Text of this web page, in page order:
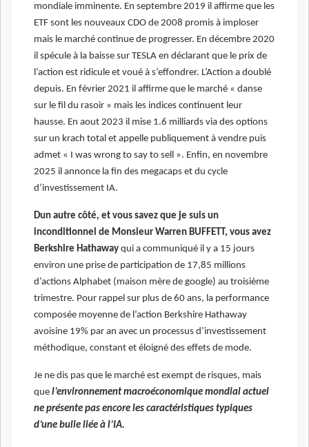
mondiale imminente. En septembre 2019 il affirme que les
ETF sont les nouveaux CDO de 2008 promis à imploser
mais le marché continue de progresser. En décembre 2020
il spécule à la baisse sur TESLA en déclarant que le prix de
l’action est ridicule et voué à s’effondrer. L’Action a doublé
depuis. En février 2021 il affirme que le marché « danse
sur le fil du rasoir » mais les indices continuent leur
hausse. En aout 2023 il mise 1.6 milliards via des options
sur un krach total et appelle publiquement à vendre puis
admet « I was wrong to say to sell ». Enfin, en novembre
2025 il annonce la fin des megacaps et du cycle
d’investissement IA.
Dun autre côté, et vous savez que je suis un
inconditionnel de Monsieur Warren BUFFETT, vous avez
Berkshire Hathaway qui a communiqué il y a 15 jours
environ une prise de participation de 17,85 millions
d’actions Alphabet (maison mère de google) au troisième
trimestre. Pour rappel sur plus de 60 ans, la performance
composée moyenne de l’action Berkshire Hathaway
avoisine 19% par an avec un processus d’investissement
méthodique, constant et éloigné des effets de mode.
Je ne dis pas que le marché est exempt de risques, mais
que l’environnement macroéconomique mondial actuel
ne présente pas encore les caractéristiques typiques
d’une bulle liée à l’IA.